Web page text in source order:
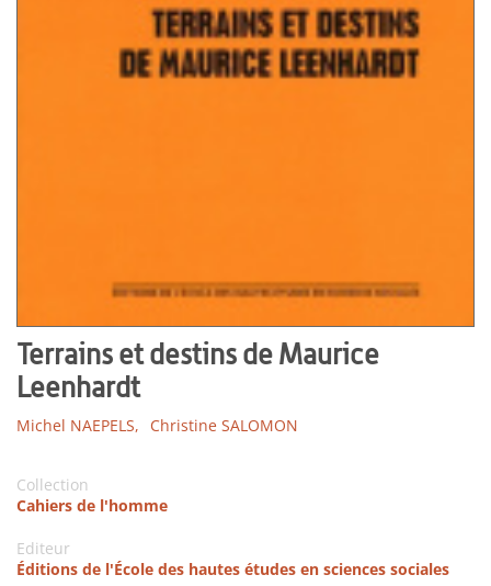
Terrains et destins de Maurice
Leenhardt
Michel NAEPELS, Christine SALOMON
Collection
Cahiers de l'homme
Editeur
Éditions de l'École des hautes études en sciences sociales